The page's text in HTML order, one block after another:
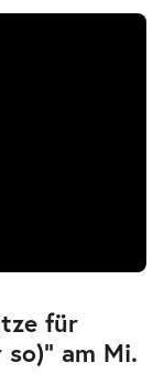
für
am Mi.